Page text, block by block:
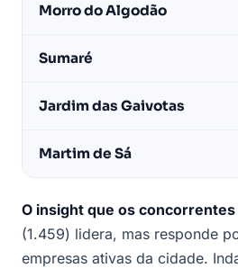
Morro do Algodão
Sumaré
Jardim das Gaivotas
Martim de Sá
O insight que os concorrentes
(1.459) lidera, mas responde
empresas ativas da cidade.